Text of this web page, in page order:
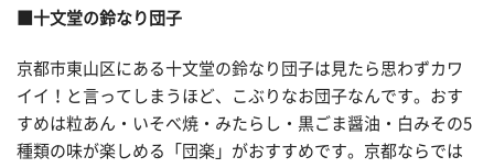
■十文堂の鈴なり団子
京都市東山区にある十文堂の鈴なり団子は見たら思わずカワ
イイ！と言ってしまうほど、こぶりなお団子なんです。おす
すめは粒あん・いそべ焼・みたらし・黒ごま醤油・白みその5
種類の味が楽しめる「団楽」がおすすめです。京都ならでは